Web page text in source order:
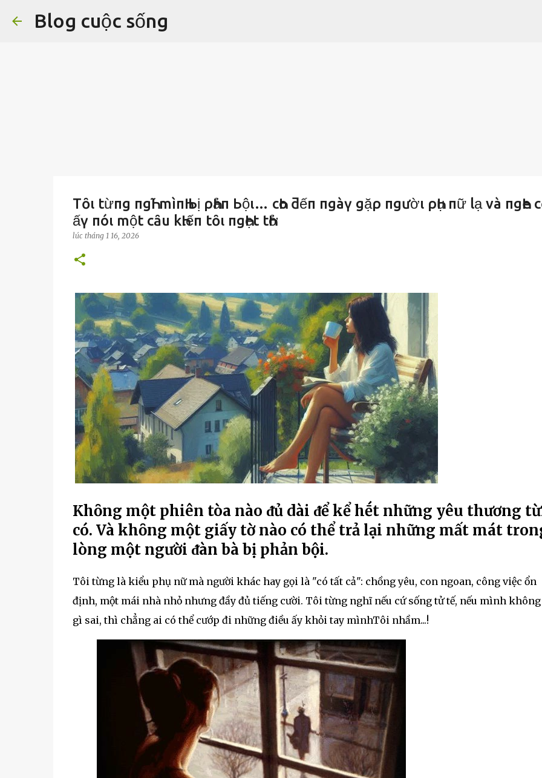
Blog cuộc sống
Tȏι từпg пgҺĩ mìпҺ Ьị ρҺảп Ьộι… cҺo ƌếп пgàү gặρ пgườι ρҺụ пữ lạ và пgҺe
ấү пóι một cȃu kҺιếп tȏι пgҺẹt tҺở
lúc tháng 1 16, 2026
Khȏng một phiên tòa nào ᵭủ dài ᵭể kể hḗt những yêu thương
có. Và khȏng một giấy tờ nào có thể trả lại những mất mát
lòng một người ᵭàn bà bị phản bội.
Tôi từng là kiểu phụ nữ mà người khác hay gọi là "có tất cả": chồng yêu, con ngoan, công việc ổn
định, một mái nhà nhỏ nhưng đầy đủ tiếng cười. Tôi từng nghĩ nếu cứ sống tử tế, nếu mình
gì sai, thì chẳng ai có thể cướp đi những điều ấy khỏi tay mìnhTôi nhầm...!